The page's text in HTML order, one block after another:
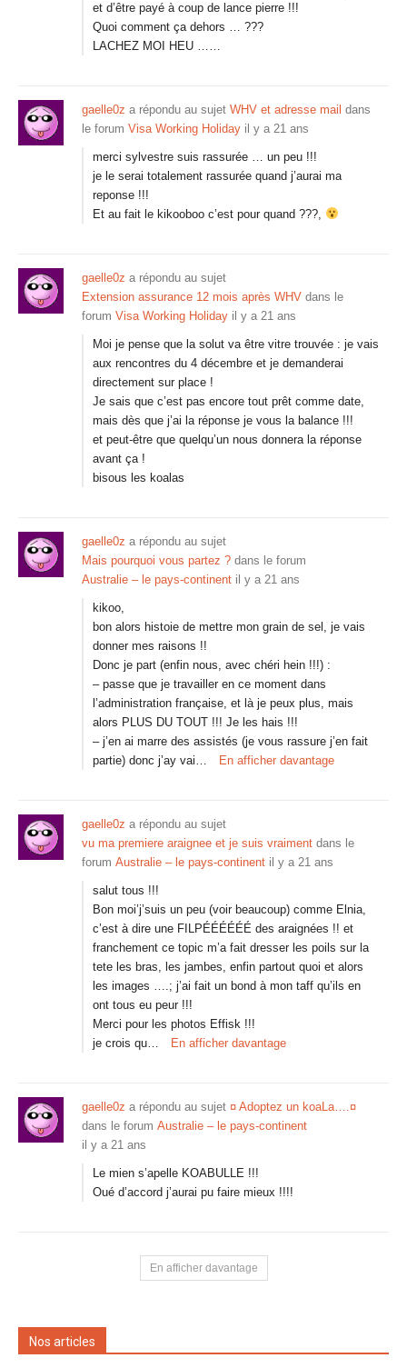
et d’être payé à coup de lance pierre !!!
Quoi comment ça dehors … ???
LACHEZ MOI HEU ……
gaelle0z a répondu au sujet WHV et adresse mail dans
le forum Visa Working Holiday il y a 21 ans
merci sylvestre suis rassurée … un peu !!!
je le serai totalement rassurée quand j’aurai ma
reponse !!!
Et au fait le kikooboo c’est pour quand ???,
gaelle0z a répondu au sujet
Extension assurance 12 mois après WHV dans le
forum Visa Working Holiday il y a 21 ans
Moi je pense que la solut va être vitre trouvée : je vais
aux rencontres du 4 décembre et je demanderai
directement sur place !
Je sais que c’est pas encore tout prêt comme date,
mais dès que j’ai la réponse je vous la balance !!!
et peut-être que quelqu’un nous donnera la réponse
avant ça !
bisous les koalas
gaelle0z a répondu au sujet
Mais pourquoi vous partez ? dans le forum
Australie – le pays-continent il y a 21 ans
kikoo,
bon alors histoie de mettre mon grain de sel, je vais
donner mes raisons !!
Donc je part (enfin nous, avec chéri hein !!!) :
– passe que je travailler en ce moment dans
l’administration française, et là je peux plus, mais
alors PLUS DU TOUT !!! Je les hais !!!
– j’en ai marre des assistés (je vous rassure j’en fait
partie) donc j’ay vai…
En afficher davantage
gaelle0z a répondu au sujet
vu ma premiere araignee et je suis vraiment dans le
forum Australie – le pays-continent il y a 21 ans
salut tous !!!
Bon moi’j’suis un peu (voir beaucoup) comme Elnia,
c’est à dire une FILPÉÉÉÉÉÉ des araignées !! et
franchement ce topic m’a fait dresser les poils sur la
tete les bras, les jambes, enfin partout quoi et alors
les images ….; j’ai fait un bond à mon taff qu’ils en
ont tous eu peur !!!
Merci pour les photos Effisk !!!
je crois qu…
En afficher davantage
gaelle0z a répondu au sujet ¤ Adoptez un koaLa….¤
dans le forum Australie – le pays-continent
il y a 21 ans
Le mien s’apelle KOABULLE !!!
Oué d’accord j’aurai pu faire mieux !!!!
En afficher davantage
Nos articles